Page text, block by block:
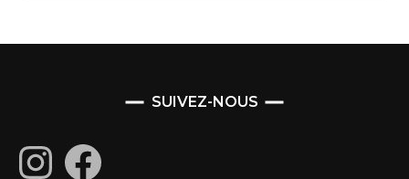
SUIVEZ-NOUS
InstagramFacebook